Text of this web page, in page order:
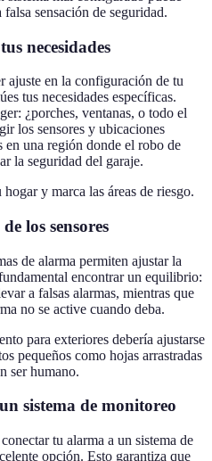
sensación de seguridad.
necesidades
ajuste en la configuración de tu
tus necesidades específicas.
¿porches, ventanas, o todo el
los sensores y ubicaciones
en una región donde el robo de
la seguridad del garaje.
y marca las áreas de riesgo.
los sensores
de alarma permiten ajustar la
encontrar un equilibrio:
a falsas alarmas, mientras que
no se active cuando deba.
para exteriores debería ajustarse
pequeños como hojas arrastradas
ser humano.
sistema de monitoreo
tu alarma a un sistema de
opción. Esto garantiza que